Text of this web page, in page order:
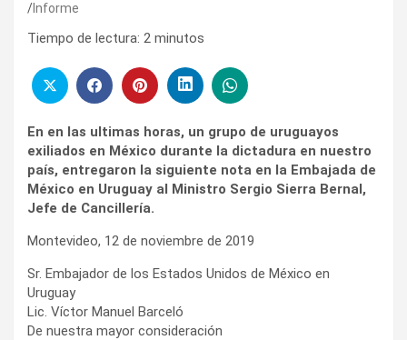
Informe
Tiempo de lectura: 2 minutos
En en las ultimas horas, un grupo de uruguayos
exiliados en México durante la dictadura en nuestro
país, entregaron la siguiente nota en la Embajada de
México en Uruguay al Ministro Sergio Sierra Bernal,
Jefe de Cancillería.
Montevideo, 12 de noviembre de 2019
Sr. Embajador de los Estados Unidos de México en
Uruguay
Lic. Víctor Manuel Barceló
De nuestra mayor consideración